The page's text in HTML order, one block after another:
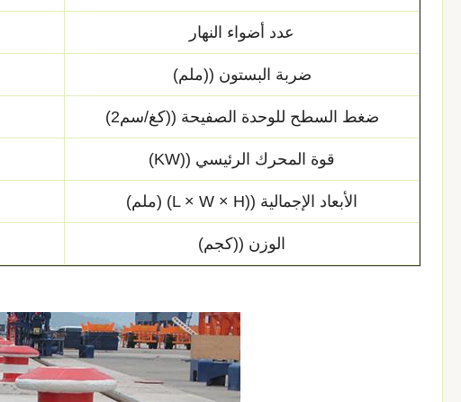
عدد أضواء النهار
ضربة البستون ((ملم)
ضغط السطح للوحدة الصفيحة ((كغ/سم2)
قوة المحرك الرئيسي ((KW)
الأبعاد الإجمالية ((L × W × H) (ملم)
الوزن ((كجم)